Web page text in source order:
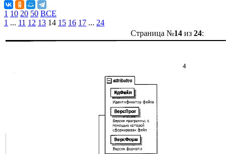
1 10 20 50 ВСЕ
1 ... 11 12 13 14 15 16 17 ... 24
Страница №14из 24: